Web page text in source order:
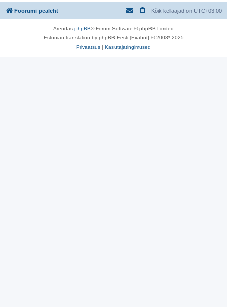
Foorumi pealeht Kõik kellaajad on UTC+03:00
Arendas phpBB® Forum Software © phpBB Limited
Estonian translation by phpBB Eesti [Exabot] © 2008*-2025
Privaatsus | Kasutajatingimused